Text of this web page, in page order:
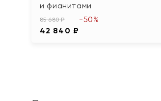
и фианитами
85 680 ₽
42 840 ₽
-50%